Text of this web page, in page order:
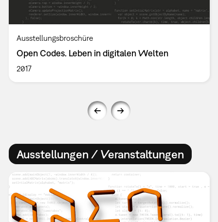
Ausstellungsbroschüre
Open Codes. Leben in digitalen Welten
2017
Ausstellungen / Veranstaltungen